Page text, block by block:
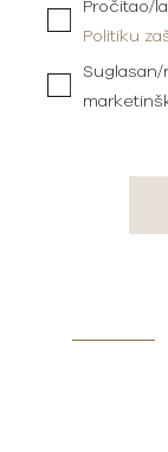
Pročitao/
Politiku